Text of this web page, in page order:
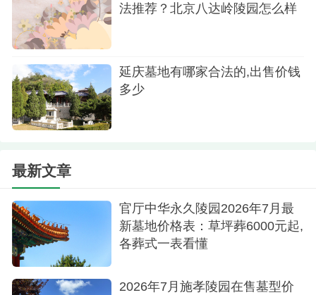
艺术墓碑：20余万高端定制，将雕塑、浮雕与
园林艺术交融，打造独一无二的纪念空间，让生命
在创意中涅槃。
八达岭陵园深谙：真正的纪念不在价格，而在
温度。陵园推出家族纪念馆功能，更推出电子纪念
法推荐？北京八达岭陵园怎么样
延庆墓地有哪家合法的,出售价钱
多少
最新文章
官厅中华永久陵园2026年7月最
新墓地价格表：草坪葬6000元起,
各葬式一表看懂
2026年7月施孝陵园在售墓型价